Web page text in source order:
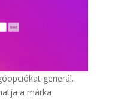
generál.
a márka